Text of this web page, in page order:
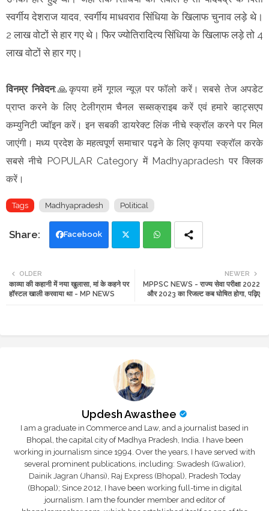
स्वर्गीय देशराज यादव, स्वर्गीय माधवराव सिंधिया के खिलाफ चुनाव लड़े थे।
2 लाख वोटों से हार गए थे। फिर ज्योतिरादित्य सिंधिया के खिलाफ लड़े तो 4
लाख वोटों से हार गए।
विनम्र निवेदन:🙏कृपया हमें गूगल न्यूज़ पर फॉलो करें। सबसे तेज अपडेट
प्राप्त करने के लिए टेलीग्राम चैनल सब्सक्राइब करें एवं हमारे व्हाट्सएप
कम्युनिटी ज्वॉइन करें। इन सबकी डायरेक्ट लिंक नीचे स्क्रॉल करने पर मिल
जाएंगी। मध्य प्रदेश के महत्वपूर्ण समाचार पढ़ने के लिए कृपया स्क्रॉल करके
सबसे नीचे POPULAR Category में Madhyapradesh पर क्लिक
करें।
Tags Madhyapradesh Political
Facebook
tte ats
NEWER
MPPSC NEWS - राज्य सेवा परीक्षा 2022
और 2023 का रिजल्ट कब घोषित होगा, पढ़िए
OLDER
काव्या की कहानी में नया खुलासा, मां के कहने पर
हॉस्टल खाली करवाया था - MP NEWS
Updesh Awasthee
I am a graduate in Commerce and Law, and a journalist based in
Bhopal, the capital city of Madhya Pradesh, India. I have been
working in journalism since 1994. Over the years, I have served with
several prominent publications, including: Swadesh (Gwalior),
Dainik Jagran (Jhansi), Raj Express (Bhopal), Pradesh Today
(Bhopal); Since 2012, I have been working full-time in digital
journalism. I am the founder member and editor of